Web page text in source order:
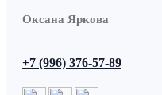
Оксана Яркова
+7 (996) 376-57-89